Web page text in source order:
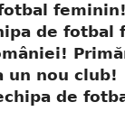
de fotbal
un nou club!
de